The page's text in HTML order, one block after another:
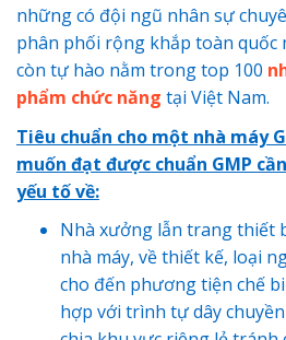
những có đội ngũ nhân sự
phân phối rộng khắp toàn quốc
còn tự hào nằm trong top 100
phẩm chức năng tại Việt Nam.
Tiêu chuẩn cho một nhà máy
muốn đạt được chuẩn GMP
yếu tố về:
Nhà xưởng lẫn trang thiết
nhà máy, về thiết kế, loại
cho đến phương tiện chế
hợp với trình tự dây